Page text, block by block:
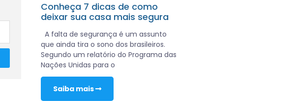
Conheça 7 dicas de como
deixar sua casa mais segura
A falta de segurança é um assunto
que ainda tira o sono dos brasileiros.
Segundo um relatório do Programa das
Nações Unidas para o
Saiba mais